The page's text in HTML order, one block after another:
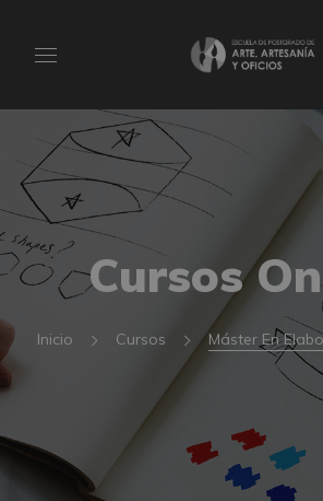
Cursos
Inicio Cursos Máster En